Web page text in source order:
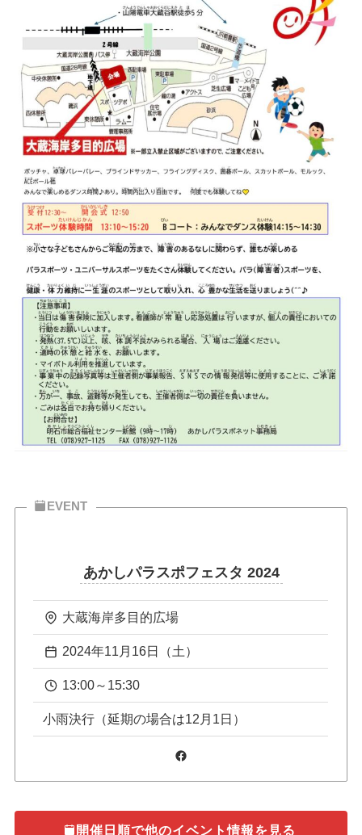
EVENT
あかしパラスポフェスタ 2024
大蔵海岸多目的広場
2024年11月16日（土）
13:00～15:30
小雨決行（延期の場合は12月1日）
Facebook
開催日順で他のイベント情報を見る